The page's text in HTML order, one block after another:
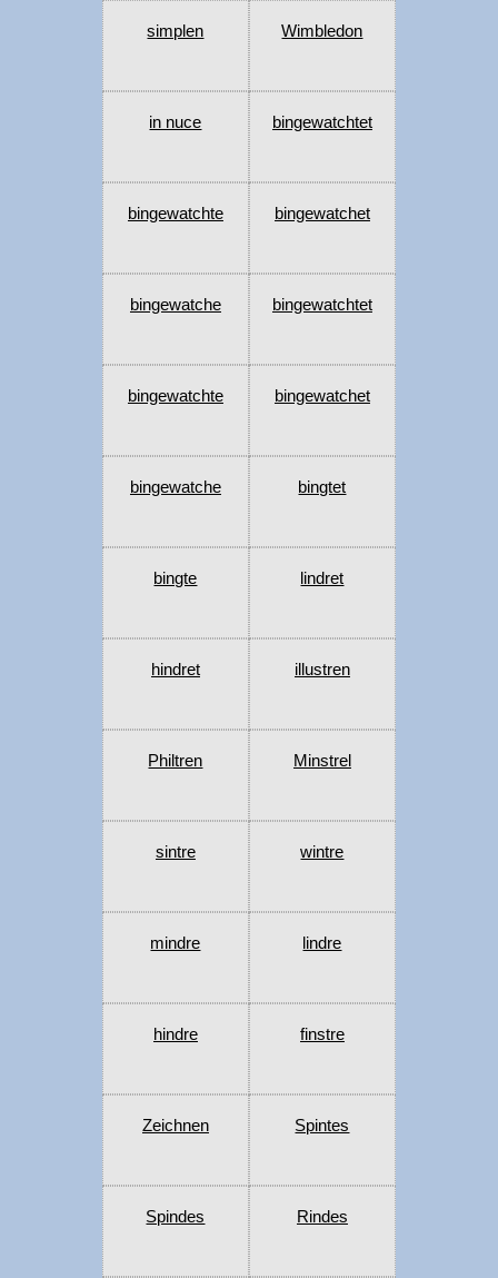
simplen Wimbledon
in nuce bingewatchtet
bingewatchte bingewatchet
bingewatche bingewatchtet
bingewatchte bingewatchet
bingewatche bingtet
bingte lindret
hindret illustren
Philtren Minstrel
sintre wintre
mindre lindre
hindre finstre
Zeichnen Spintes
Spindes Rindes